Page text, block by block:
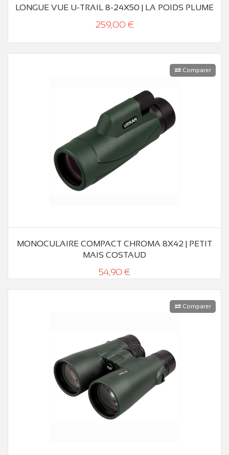
LONGUE VUE U-TRAIL 8-24X50 | LA POIDS PLUME
259,00 €
Comparer
MONOCULAIRE COMPACT CHROMA 8X42 | PETIT
MAIS COSTAUD
54,90 €
Comparer